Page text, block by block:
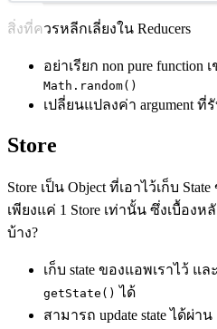
สิ่งที่ควรหลีกเลี่ยงใน Reducers
อย่าเรียก non pure function
Math.random()
เปลี่ยนแปลงค่า argument ที่
Store
Store เป็น Object ที่เอาไว้เก็บ
เพียงแค่ 1 Store เท่านั้น ซึ่งเบื้อง
บ้าง?
เก็บ state ของแอพเราไว้
getState() ได้
สามารถ update state ได้ผ่าน